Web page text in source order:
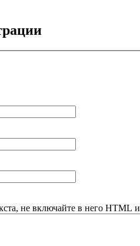
не включайте в него HTML